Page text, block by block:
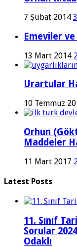
7 Şubat 2014
Emeviler
13 Mart 2014
Urartular
10 Temmuz
Orhun
Maddeler
11 Mart 2017
Latest Posts
11. Sınıf
Sorular
Odaklı